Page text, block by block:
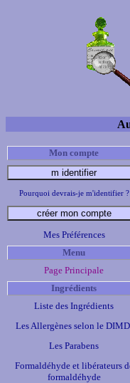
Mon compte
Pourquoi devrais-je m'identifier ?
Mes Préférences
Menu
Page Principale
Ingrédients
Liste des Ingrédients
Les Allergènes selon le
Les Parabens
Formaldéhyde et libérateurs
formaldéhyde